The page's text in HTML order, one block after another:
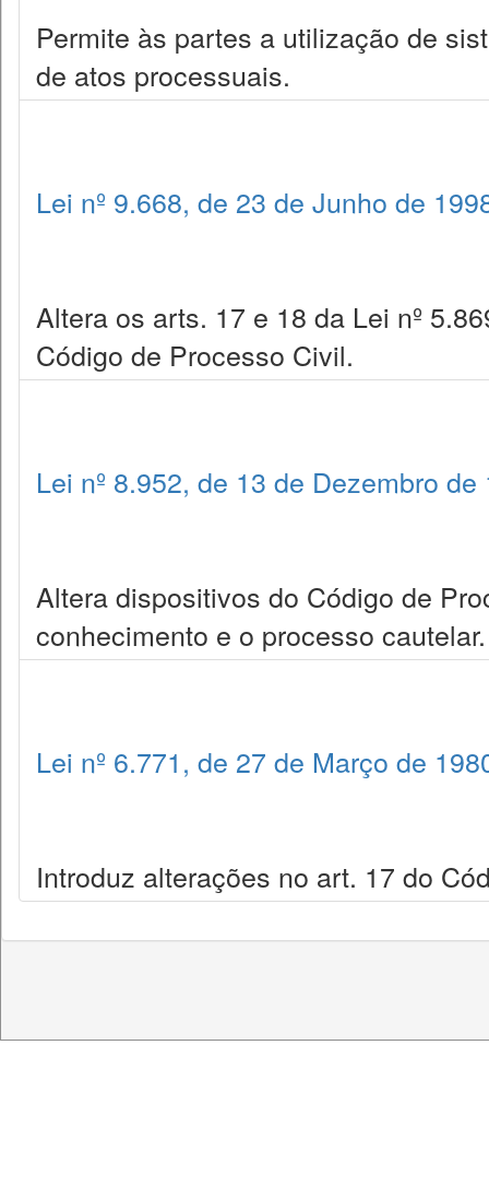
Permite às partes a utilização de
de atos processuais.
Lei nº 9.668, de 23 de Junho de
Altera os arts. 17 e 18 da Lei nº
Código de Processo Civil.
Lei nº 8.952, de 13 de Dezembro de
Altera dispositivos do Código de
conhecimento e o processo cautelar.
Lei nº 6.771, de 27 de Março de
Introduz alterações no art. 17 do